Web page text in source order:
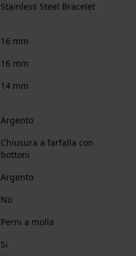
Stainless Steel Bracelet
16 mm
16 mm
14 mm
Argento
Chiusura a farfalla con
bottoni
Argento
No
Perni a molla
Si